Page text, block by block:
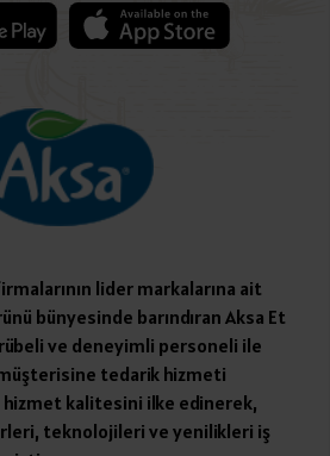
lider markalarına ait
bünyesinde barındıran Aksa Et
ve deneyimli personeli ile
tedarik hizmeti
kalitesini ilke edinerek,
teknolojileri ve yenilikleri iş